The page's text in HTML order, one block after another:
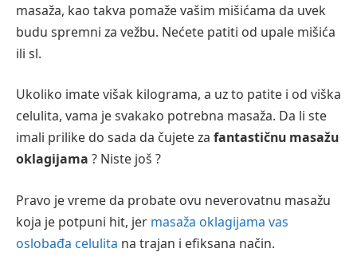
masaža, kao takva pomaže vašim mišićama da uvek
budu spremni za vežbu. Nećete patiti od upale mišića
ili sl.
Ukoliko imate višak kilograma, a uz to patite i od viška
celulita, vama je svakako potrebna masaža. Da li ste
imali prilike do sada da čujete za fantastičnu masažu
oklagijama ? Niste još ?
Pravo je vreme da probate ovu neverovatnu masažu
koja je potpuni hit, jer masaža oklagijama vas
oslobađa celulita na trajan i efiksana način.